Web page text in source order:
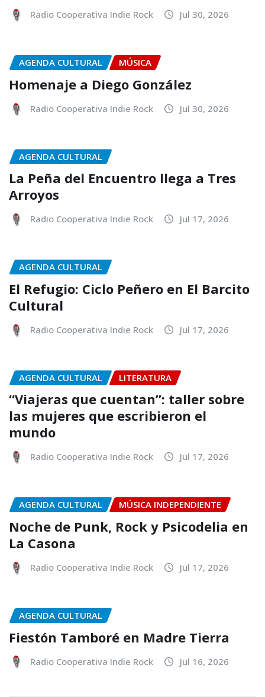
Radio Cooperativa Indie Rock Jul 30, 2026
AGENDA CULTURAL MÚSICA
Homenaje a Diego González
Radio Cooperativa Indie Rock Jul 30, 2026
AGENDA CULTURAL
La Peña del Encuentro llega a Tres
Arroyos
Radio Cooperativa Indie Rock Jul 17, 2026
AGENDA CULTURAL
El Refugio: Ciclo Peñero en El Barcito
Cultural
Radio Cooperativa Indie Rock Jul 17, 2026
AGENDA CULTURAL LITERATURA
“Viajeras que cuentan”: taller sobre
las mujeres que escribieron el
mundo
Radio Cooperativa Indie Rock Jul 17, 2026
AGENDA CULTURAL MÚSICA INDEPENDIENTE
Noche de Punk, Rock y Psicodelia en
La Casona
Radio Cooperativa Indie Rock Jul 17, 2026
AGENDA CULTURAL
Fiestón Tamboré en Madre Tierra
Radio Cooperativa Indie Rock Jul 16, 2026